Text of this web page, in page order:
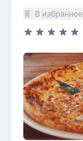
В избранное